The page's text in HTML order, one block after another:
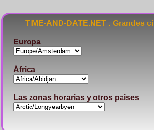
TIME-AND-DATE.NET :
Europa
África
Las zonas horarias y otros paises